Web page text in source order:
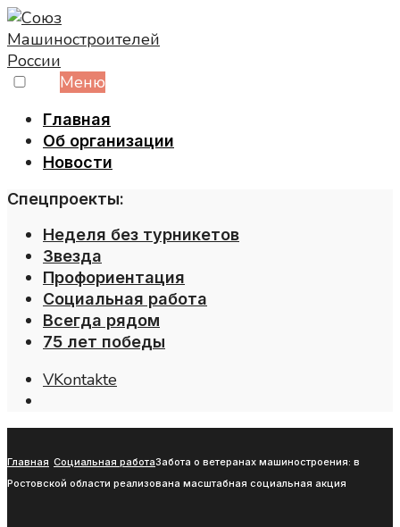
Skip
to
content
Меню
Главная
Об организации
Новости
Спецпроекты:
Неделя без турникетов
Звезда
Профориентация
Социальная работа
Всегда рядом
75 лет победы
VKontakte
Главная Социальная работаЗабота о ветеранах машиностроения: в
Ростовской области реализована масштабная социальная акция